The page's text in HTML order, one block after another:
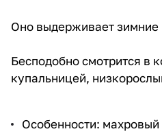
Оно выдерживает зимние
Бесподобно смотрится в
купальницей,
Особенности: махровый